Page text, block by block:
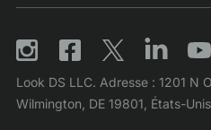
Look DS LLC. Adresse : 1201 N
Wilmington, DE 19801, États-Unis